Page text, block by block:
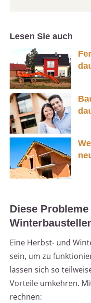
Lesen Sie auch
Diese
Eine Herbst- und
sein, um zu
lassen sich so
Vorteile umkehren.
rechnen: